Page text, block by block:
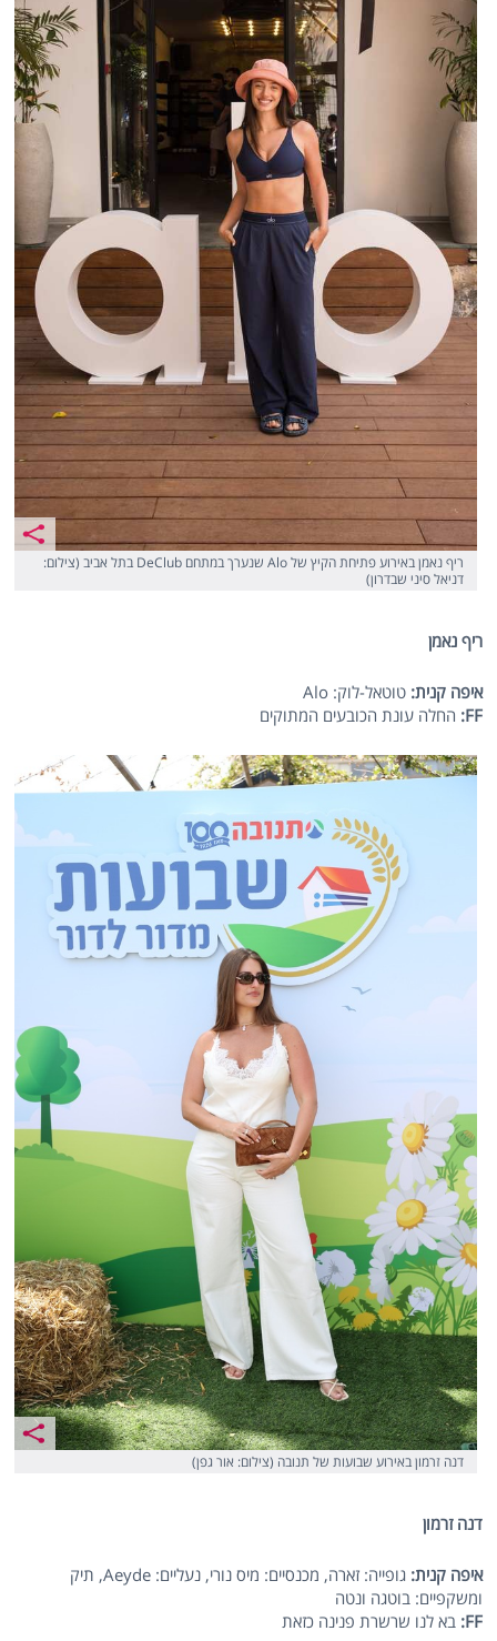
ריף נאמן באירוע פתיחת הקיץ של Alo שנערך במתחם DeClub בתל אביב (צילום:
דניאל סיני שבדרון)
ריף נאמן
איפה קנית: טוטאל-לוק: Alo
FF
: החלה עונת הכובעים המתוקים
דנה זרמון באירוע שבועות של תנובה (צילום: אור גפן)
דנה זרמון
איפה קנית:
גופייה: זארה, מכנסיים: מיס נורי, נעליים: Aeyde, תיק
ומשקפיים: בוטגה ונטה
FF
: בא לנו שרשרת פנינה כזאת